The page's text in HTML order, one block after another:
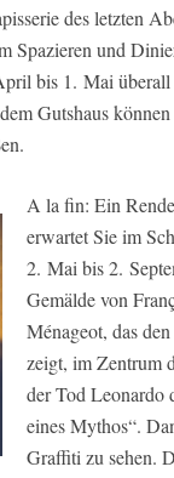
des letzten
Spazieren und
bis 1. Mai
Gutshaus
A la fin: Ein
erwartet Sie im
2. Mai bis 2.
Gemälde von
Ménageot, das
zeigt, im Zentrum
der Tod Leonardo
eines Mythos“.
Graffiti zu sehen.